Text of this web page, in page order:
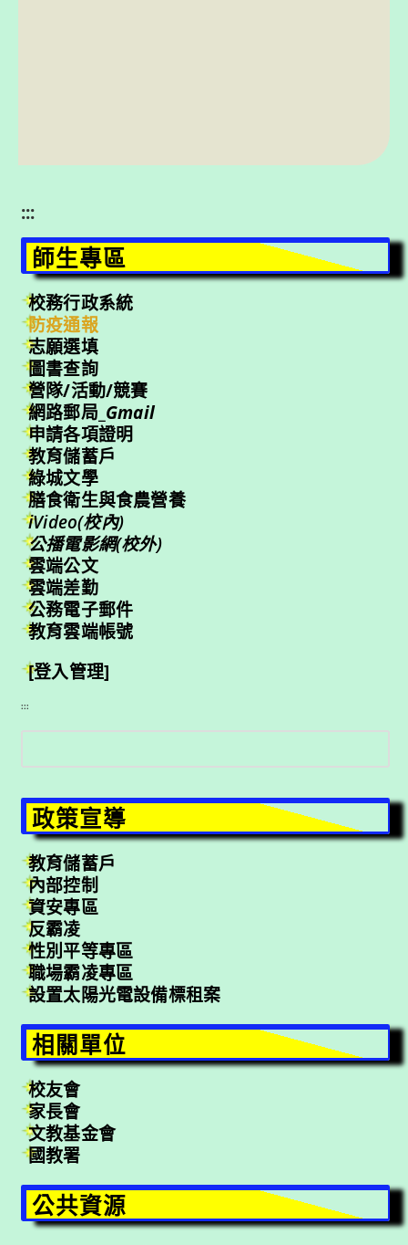
:::
師生專區
校務行政系統
防疫通報
志願選填
圖書查詢
營隊/活動/競賽
網路郵局_ Gmail
申請各項證明
教育儲蓄戶
綠城文學
膳食衛生與食農營養
iVideo(校內)
公播電影網(校外)
雲端公文
雲端差勤
公務電子郵件
教育雲端帳號
[登入管理]
:::
搜
尋
政策宣導
教育儲蓄戶
內部控制
資安專區
反霸凌
性別平等專區
職場霸凌專區
設置太陽光電設備標租案
相關單位
校友會
家長會
文教基金會
國教署
公共資源